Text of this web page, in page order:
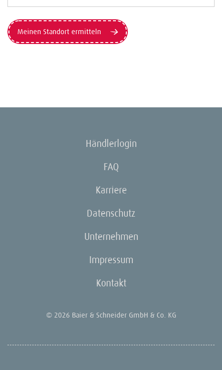
Meinen Standort ermitteln
Händlerlogin
FAQ
Karriere
Datenschutz
Unternehmen
Impressum
Kontakt
© 2026 Baier & Schneider GmbH & Co. KG